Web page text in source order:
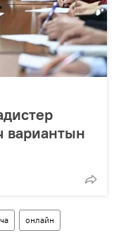
вариантын
онлайн